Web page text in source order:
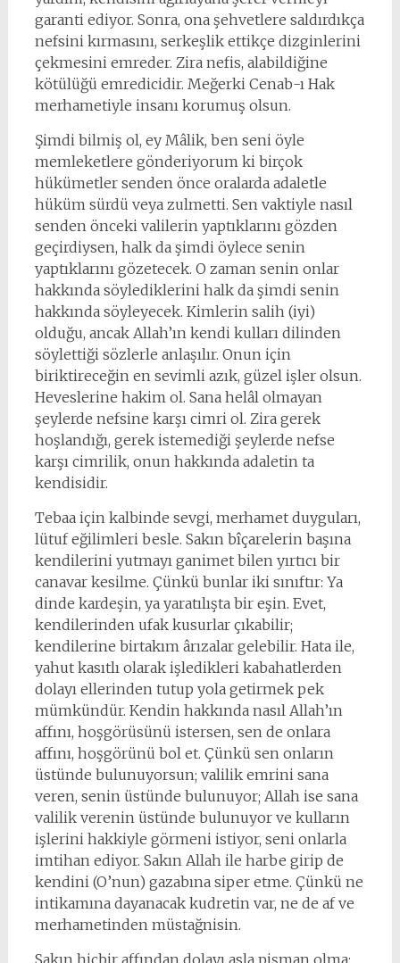
garanti ediyor. Sonra, ona şehvetlere saldırdıkça
nefsini kırmasını, serkeşlik ettikçe dizginlerini
çekmesini emreder. Zira nefis, alabildiğine
kötülüğü emredicidir. Meğerki Cenab-ı Hak
merhametiyle insanı korumuş olsun.
Şimdi bilmiş ol, ey Mâlik, ben seni öyle
memleketlere gönderiyorum ki birçok
hükümetler senden önce oralarda adaletle
hüküm sürdü veya zulmetti. Sen vaktiyle nasıl
senden önceki valilerin yaptıklarını gözden
geçirdiysen, halk da şimdi öylece senin
yaptıklarını gözetecek. O zaman senin onlar
hakkında söylediklerini halk da şimdi senin
hakkında söyleyecek. Kimlerin salih (iyi)
olduğu, ancak Allah’ın kendi kulları dilinden
söylettiği sözlerle anlaşılır. Onun için
biriktireceğin en sevimli azık, güzel işler olsun.
Heveslerine hakim ol. Sana helâl olmayan
şeylerde nefsine karşı cimri ol. Zira gerek
hoşlandığı, gerek istemediği şeylerde nefse
karşı cimrilik, onun hakkında adaletin ta
kendisidir.
Tebaa için kalbinde sevgi, merhamet duyguları,
lütuf eğilimleri besle. Sakın bîçarelerin başına
kendilerini yutmayı ganimet bilen yırtıcı bir
canavar kesilme. Çünkü bunlar iki sınıftır: Ya
dinde kardeşin, ya yaratılışta bir eşin. Evet,
kendilerinden ufak kusurlar çıkabilir;
kendilerine birtakım ârızalar gelebilir. Hata ile,
yahut kasıtlı olarak işledikleri kabahatlerden
dolayı ellerinden tutup yola getirmek pek
mümkündür. Kendin hakkında nasıl Allah’ın
affını, hoşgörüsünü istersen, sen de onlara
affını, hoşgörünü bol et. Çünkü sen onların
üstünde bulunuyorsun; valilik emrini sana
veren, senin üstünde bulunuyor; Allah ise sana
valilik verenin üstünde bulunuyor ve kulların
işlerini hakkiyle görmeni istiyor, seni onlarla
imtihan ediyor. Sakın Allah ile harbe girip de
kendini (O’nun) gazabına siper etme. Çünkü ne
intikamına dayanacak kudretin var, ne de af ve
merhametinden müstağnisin.
Sakın hiçbir affından dolayı asla pişman olma;